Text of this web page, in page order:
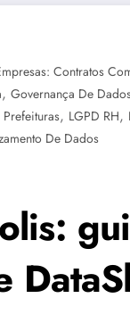
Contratos
, Governança De
Prefeituras, LGPD RH,
De Dados